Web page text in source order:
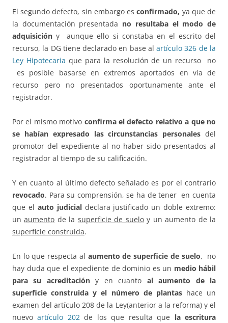
El segundo defecto, sin embargo esconfirmado, ya que de
la documentación presentada no resultaba el modo de
adquisición y aunque ello si constaba en el escrito del
recurso, la DG tiene declarado en base alartículo 326 de la
Ley Hipotecaria que para la resolución de un recurso no
es posible basarse en extremos aportados en vía de
recurso pero no presentados oportunamente ante el
registrador.
Por el mismo motivo confirma el defecto relativo a que no
se habían expresado las circunstancias personales del
promotor del expediente al no haber sido presentados al
registrador al tiempo de su calificación.
Y en cuanto al último defecto señalado es por el contrario
revocado. Para su comprensión, se ha de tener en cuenta
que el auto judicialdeclara justificado un doble extremo:
unaumento de la superficie de sueloy un aumento de la
superficie construida.
En lo que respecta al aumento de superficie de suelo, no
hay duda que el expediente de dominio es un medio hábil
para su acreditacióny en cuanto al aumento de la
superficie construida y el número de plantashace un
examen del artículo 208 de la Ley(anterior a la reforma) y el
nuevoartículo 202de los que resulta que la escritura